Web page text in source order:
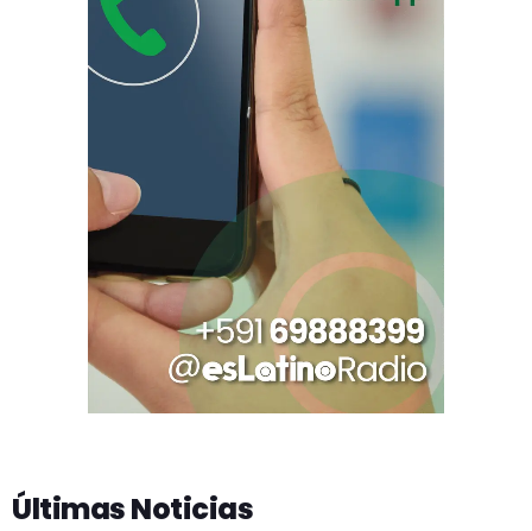
Últimas Noticias